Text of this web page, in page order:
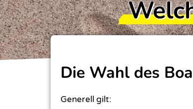
Die Wahl des
Generell gilt: